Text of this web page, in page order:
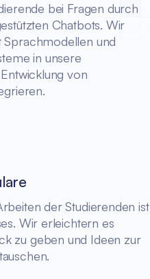
bei Fragen durch
Chatbots. Wir
und
in unsere
von
der Studierenden ist
Wir erleichtern es
zu geben und Ideen zur